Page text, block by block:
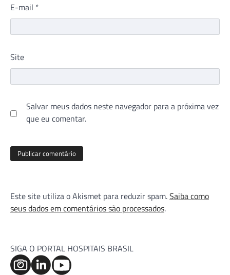
E-mail *
Site
Salvar meus dados neste navegador para a próxima vez
que eu comentar.
Este site utiliza o Akismet para reduzir spam.Saiba como
seus dados em comentários são processados.
SIGA O PORTAL HOSPITAIS BRASIL